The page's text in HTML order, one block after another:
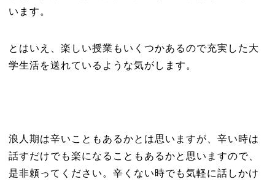
います。
とはいえ、楽しい授業もいくつかあるので充実した大
学生活を送れているような気がします。
浪人期は辛いこともあるかとは思いますが、辛い時は
話すだけでも楽になることもあるかと思いますので、
是非頼ってください。辛くない時でも気軽に話しかけ